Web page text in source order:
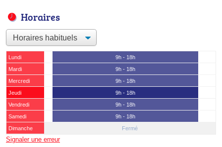
Horaires
Lundi
9h - 18h
Mardi
9h - 18h
Mercredi
9h - 18h
Jeudi
9h - 18h
Vendredi
9h - 18h
Samedi
9h - 18h
Dimanche
Fermé
Signaler une erreur